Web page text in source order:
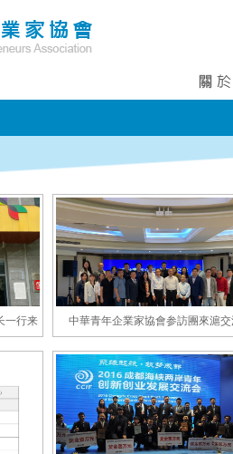
一行来
中華青年企業家協會参訪團來滬